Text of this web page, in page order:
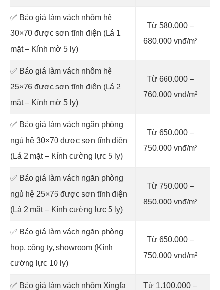
✅ Báo giá làm vách nhôm hệ
30×70 được sơn tĩnh điện (Lá 1
mặt – Kính mờ 5 ly)
Từ 580.000 –
680.000 vnđ/m²
✅ Báo giá làm vách nhôm hệ
25×76 được sơn tĩnh điện (Lá 2
mặt – Kính mờ 5 ly)
Từ 660.000 –
760.000 vnđ/m²
✅ Báo giá làm vách ngăn phòng
ngủ hệ 30×70 được sơn tĩnh điện
(Lá 2 mặt – Kính cường lực 5 ly)
Từ 650.000 –
750.000 vnđ/m²
✅ Báo giá làm vách ngăn phòng
ngủ hệ 25×76 được sơn tĩnh điện
(Lá 2 mặt – Kính cường lực 5 ly)
Từ 750.000 –
850.000 vnđ/m²
✅ Báo giá làm vách ngăn phòng
họp, công ty, showroom (Kính
cường lực 10 ly)
Từ 650.000 –
750.000 vnđ/m²
✅ Báo giá làm vách nhôm Xingfa
Từ 1.100.000 –